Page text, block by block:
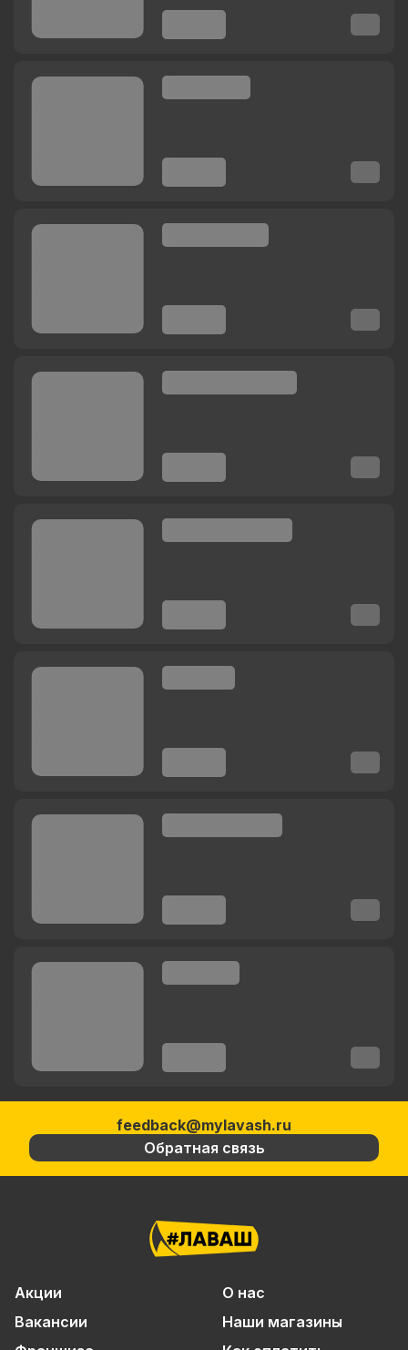
feedback@mylavash.ru
Обратная связь
Акции
О нас
Вакансии
Наши магазины